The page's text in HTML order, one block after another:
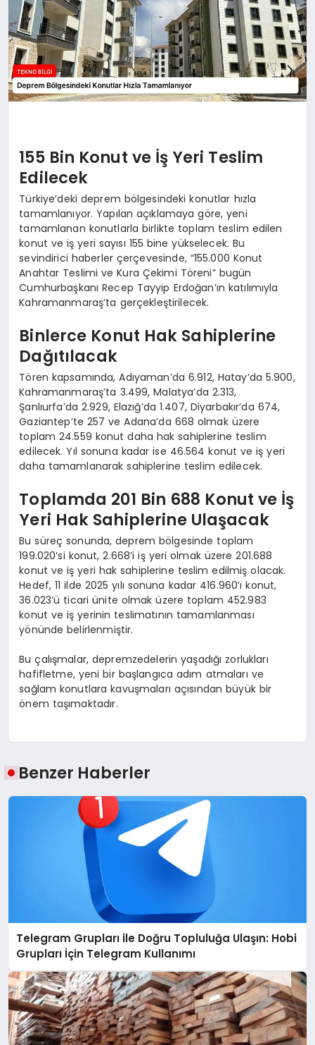
155 Bin Konut ve İş Yeri Teslim
Edilecek
Türkiye’deki deprem bölgesindeki konutlar hızla
tamamlanıyor. Yapılan açıklamaya göre, yeni
tamamlanan konutlarla birlikte toplam teslim edilen
konut ve iş yeri sayısı 155 bine yükselecek. Bu
sevindirici haberler çerçevesinde, “155.000 Konut
Anahtar Teslimi ve Kura Çekimi Töreni” bugün
Cumhurbaşkanı Recep Tayyip Erdoğan’ın katılımıyla
Kahramanmaraş’ta gerçekleştirilecek.
Binlerce Konut Hak Sahiplerine
Dağıtılacak
Tören kapsamında, Adıyaman’da 6.912, Hatay’da 5.900,
Kahramanmaraş’ta 3.499, Malatya’da 2.313,
Şanlıurfa’da 2.929, Elazığ’da 1.407, Diyarbakır’da 674,
Gaziantep’te 257 ve Adana’da 668 olmak üzere
toplam 24.559 konut daha hak sahiplerine teslim
edilecek. Yıl sonuna kadar ise 46.564 konut ve iş yeri
daha tamamlanarak sahiplerine teslim edilecek.
Toplamda 201 Bin 688 Konut ve İş
Yeri Hak Sahiplerine Ulaşacak
Bu süreç sonunda, deprem bölgesinde toplam
199.020’si konut, 2.668’i iş yeri olmak üzere 201.688
konut ve iş yeri hak sahiplerine teslim edilmiş olacak.
Hedef, 11 ilde 2025 yılı sonuna kadar 416.960’ı konut,
36.023’ü ticari ünite olmak üzere toplam 452.983
konut ve iş yerinin teslimatının tamamlanması
yönünde belirlenmiştir.
Bu çalışmalar, depremzedelerin yaşadığı zorlukları
hafifletme, yeni bir başlangıca adım atmaları ve
sağlam konutlara kavuşmaları açısından büyük bir
önem taşımaktadır.
Benzer Haberler
Telegram Grupları ile Doğru Topluluğa Ulaşın: Hobi
Grupları İçin Telegram Kullanımı